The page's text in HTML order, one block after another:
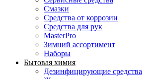
Смазки
Средства от коррозии
Средства для рук
MasterPro
Зимний ассортимент
Наборы
Бытовая химия
Дезинфицирующие средства